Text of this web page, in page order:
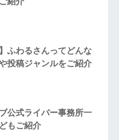
ふわるさんってどんな
投稿ジャンルをご紹介
公式ライバー事務所一
もご紹介